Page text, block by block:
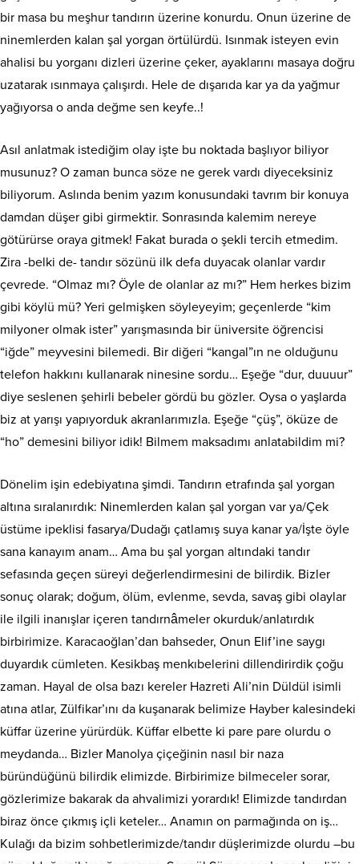
bir masa bu meşhur tandırın üzerine konurdu. Onun üzerine de
ninemlerden kalan şal yorgan örtülürdü. Isınmak isteyen evin
ahalisi bu yorganı dizleri üzerine çeker, ayaklarını masaya doğru
uzatarak ısınmaya çalışırdı. Hele de dışarıda kar ya da yağmur
yağıyorsa o anda değme sen keyfe..!
Asıl anlatmak istediğim olay işte bu noktada başlıyor biliyor
musunuz? O zaman bunca söze ne gerek vardı diyeceksiniz
biliyorum. Aslında benim yazım konusundaki tavrım bir konuya
damdan düşer gibi girmektir. Sonrasında kalemim nereye
götürürse oraya gitmek! Fakat burada o şekli tercih etmedim.
Zira -belki de- tandır sözünü ilk defa duyacak olanlar vardır
çevrede. “Olmaz mı? Öyle de olanlar az mı?” Hem herkes bizim
gibi köylü mü? Yeri gelmişken söyleyeyim; geçenlerde “kim
milyoner olmak ister” yarışmasında bir üniversite öğrencisi
“iğde” meyvesini bilemedi. Bir diğeri “kangal”ın ne olduğunu
telefon hakkını kullanarak ninesine sordu… Eşeğe “dur, duuuur”
diye seslenen şehirli bebeler gördü bu gözler. Oysa o yaşlarda
biz at yarışı yapıyorduk akranlarımızla. Eşeğe “çüş”, öküze de
“ho” demesini biliyor idik! Bilmem maksadımı anlatabildim mi?
Dönelim işin edebiyatına şimdi. Tandırın etrafında şal yorgan
altına sıralanırdık: Ninemlerden kalan şal yorgan var ya/Çek
üstüme ipeklisi fasarya/Dudağı çatlamış suya kanar ya/İşte öyle
sana kanayım anam… Ama bu şal yorgan altındaki tandır
sefasında geçen süreyi değerlendirmesini de bilirdik. Bizler
sonuç olarak; doğum, ölüm, evlenme, sevda, savaş gibi olaylar
ile ilgili inanışlar içeren tandırnâmeler okurduk/anlatırdık
birbirimize. Karacaoğlan’dan bahseder, Onun Elif’ine saygı
duyardık cümleten. Kesikbaş menkıbelerini dillendirirdik çoğu
zaman. Hayal de olsa bazı kereler Hazreti Ali’nin Düldül isimli
atına atlar, Zülfikar’ını da kuşanarak belimize Hayber kalesindeki
küffar üzerine yürürdük. Küffar elbette ki pare pare olurdu o
meydanda… Bizler Manolya çiçeğinin nasıl bir naza
büründüğünü bilirdik elimizde. Birbirimize bilmeceler sorar,
gözlerimize bakarak da ahvalimizi yorardık! Elimizde tandırdan
biraz önce çıkmış içli keteler… Anamın on parmağında on iş…
Kulağı da bizim sohbetlerimizde/tandır düşlerimizde olurdu –bu